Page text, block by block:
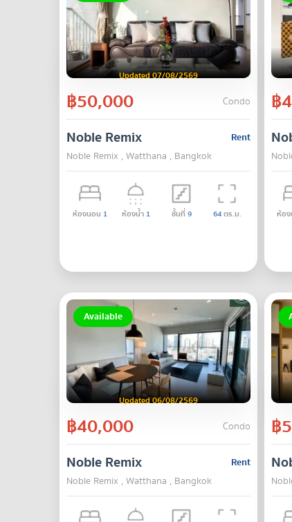
Updated 07/08/2569
฿50,000 Condo
Rent
Noble Remix
Noble Remix , Watthana , Bangkok
ห้องนอน 1 ห้องน้ำ 1 ชั้นที่9 64ตร.ม.
฿
ห้อ
Available
Updated 06/08/2569
฿40,000 Condo
Rent
Noble Remix
Noble Remix , Watthana , Bangkok
฿